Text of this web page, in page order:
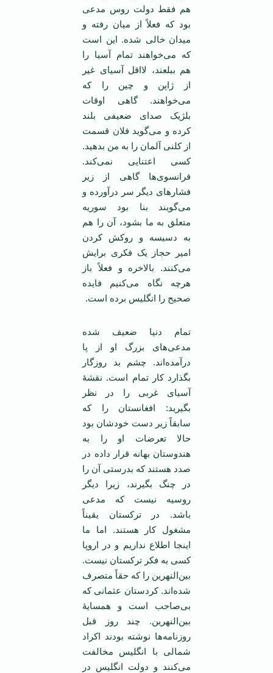
هم فقط دولت روس مدعی
بود که فعلاً از میان رفته و
میدان خالی شده. این است
که می‌خواهند تمام آسیا را
هم ببلعند، لااقل آسیای غیر
از ژاپن و چین را که
می‌خواهند. گاهی اوقات
بلژیک صدای ضعیفی بلند
کرده و می‌گوید فلان قسمت
از کلنی آلمان را به من بدهید.
کسی اعتنایی نمی‌کند.
فرانسوی‌ها گاهی از زیر
فشارهای دیگر سر درآورده و
می‌گویند بنا بود سوریه
متعلق به ما بشود، آن را هم
به دسیسه و روکش کردن
امیر حجاز یک فکری برایش
می‌کنند. بالاخره و فعلاً باز
هرچه نگاه می‌کنیم فایده
صحیح را انگلیس برده است.
تمام دنیا ضعیف شده
مدعی‌های بزرگ او از پا
درآمده‌اند. چشم بد روزگار
بگذارد کار تمام است. نقشۀ
آسیای غربی را در نظر
بگیرید: افغانستان را که
سابقاً زیر دست خودشان بود
حالا تعرضات او را به
هندوستان بهانه قرار داده در
صدد هستند که بدرستی آن را
در چنگ بگیرند، زیرا دیگر
روسیه نیست که مدعی
باشد. در ترکستان یقیناً
مشغول کار هستند. اما ما
اینجا اطلاع نداریم و در اروپا
کسی به فکر ترکستان نیست.
بین‌النهرین را که حقاً متصرف
شده‌اند. کردستان عثمانی که
بی‌صاحب است و همسایۀ
بین‌النهرین. چند روز قبل
روزنامه‌ها نوشته بودند اکراد
شمالی با انگلیس مخالفت
می‌کنند و دولت انگلیس در